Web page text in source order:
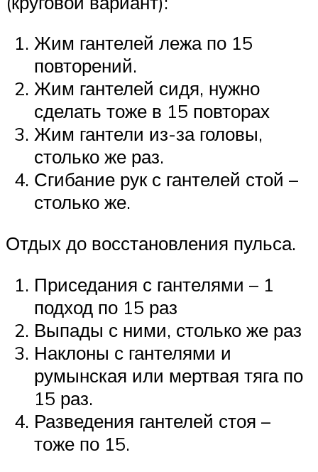
Жим гантелей лежа по 15
повторений.
Жим гантелей сидя, нужно
сделать тоже в 15 повторах
Жим гантели из-за головы,
столько же раз.
Сгибание рук с гантелей стой –
столько же.
Отдых до восстановления пульса.
Приседания с гантелями – 1
подход по 15 раз
Выпады с ними, столько же раз
Наклоны с гантелями и
румынская или мертвая тяга по
15 раз.
Разведения гантелей стоя –
тоже по 15.